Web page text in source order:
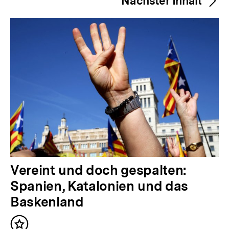
r
n
h
a
l
t
:
N
ä
c
h
Vereint und doch gespalten:
Spanien, Katalonien und das
Baskenland